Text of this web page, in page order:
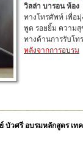
วิลล่า บารอน ห้อง
ทางโทรศัพท์ เพื่อ
พูด รอยยิ้ม ความ
ทางด้านการรับโท
หลังจากการอบรม
บัวศรี อบรมหลักสูตร